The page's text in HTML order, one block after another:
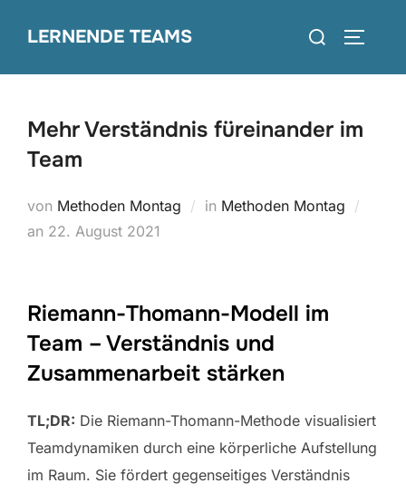
InhaltLERNENDE TEAMS
Suchen
Mehr Verständnis füreinander im
Team
von Methoden Montag in Methoden Montag
an Veröffentlicht
22. August 2021
Riemann-Thomann-Modell im
Team – Verständnis und
Zusammenarbeit stärken
TL;DR: Die Riemann-Thomann-Methode visualisiert
Teamdynamiken durch eine körperliche Aufstellung
im Raum. Sie fördert gegenseitiges Verständnis